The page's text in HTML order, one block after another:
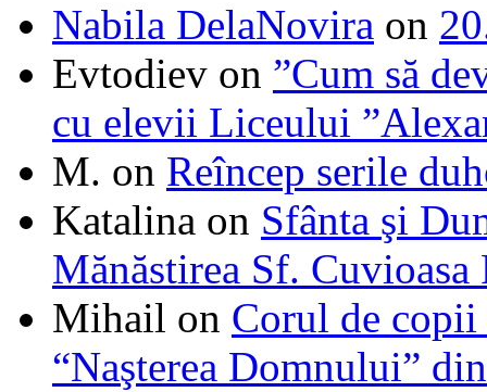
Nabila DelaNovira on
Evtodiev on ”Cum să
cu elevii Liceului
M. on Reîncep serile
Katalina on Sfânta şi
Mănăstirea Sf. Cuvioasa
Mihail on Corul de
“Naşterea Domnului”